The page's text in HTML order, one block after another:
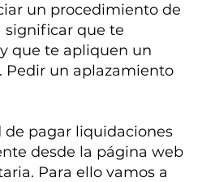
un procedimiento de
significar que te
que te apliquen un
Pedir un aplazamiento
de pagar liquidaciones
desde la página web
Para ello vamos a